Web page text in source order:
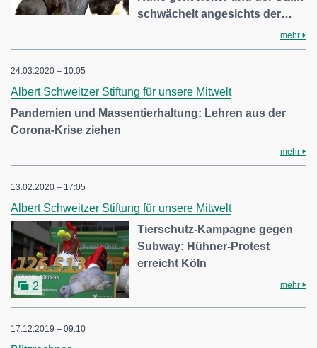
schwächelt angesichts der…
mehr
24.03.2020 – 10:05
Albert Schweitzer Stiftung für unsere Mitwelt
Pandemien und Massentierhaltung: Lehren aus der
Corona-Krise ziehen
mehr
13.02.2020 – 17:05
Albert Schweitzer Stiftung für unsere Mitwelt
2
Tierschutz-Kampagne gegen
Subway: Hühner-Protest
erreicht Köln
mehr
17.12.2019 – 09:10